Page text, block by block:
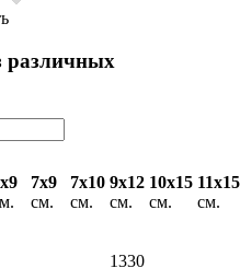
различных
7х9
см.
7х10
см.
9х12
см.
10х15
см.
11х15
см.
1330